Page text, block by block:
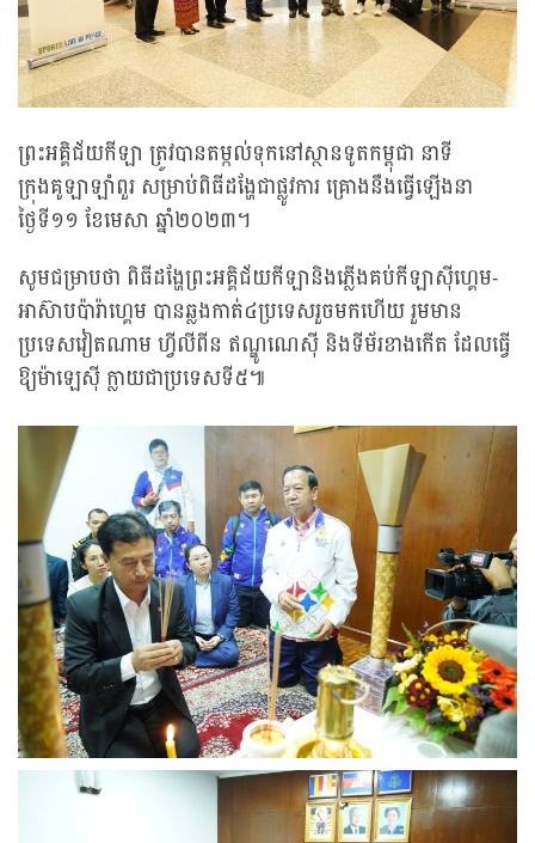
ព្រះអគ្គិជ័យកីឡា ត្រូវបានតម្កល់ទុកនៅស្ថានទូតកម្ពុជា នាទី
ក្រុងគូឡាឡាំពួរ សម្រាប់ពិធីដង្ហែជាផ្លូវការ គ្រោងនឹងធ្វើឡើងនា
ថ្ងៃទី១១ ខែមេសា ឆ្នាំ២០២៣។
សូមជម្រាបថា ពិធីដង្ហែព្រះអគ្គិជ័យកីឡានិងភ្លើងគប់កីឡាស៊ីហ្គេម-
អាស៊ាបប៉ារ៉ាហ្គេម បានឆ្លងកាត់៤ប្រទេសរួចមកហើយ រួមមាន
ប្រទេសវៀតណាម ហ្វីលីពីន ឥណ្ឌូណេស៊ី និងទីម័រខាងកើត ដែលធ្វើ
ឱ្យម៉ាឡេស៊ី ក្លាយជាប្រទេសទី៥៕